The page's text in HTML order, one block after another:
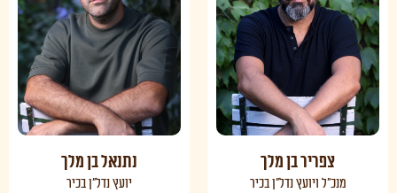
צפריר בן מלך
מנכ"ל ויועץ נדל"ן בכיר
נתנאל בן מלך
יועץ נדל"ן בכיר